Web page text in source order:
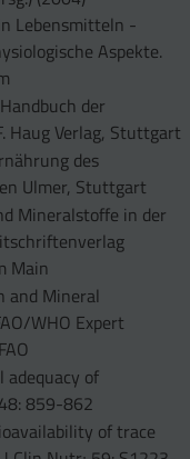
Lebensmitteln -
Aspekte.
der
Haug Verlag, Stuttgart
des
Ulmer, Stuttgart
Mineralstoffe in der
Main
and Mineral
WHO Expert
adequacy of
859-862
of trace